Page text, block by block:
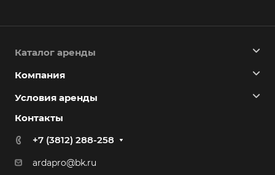
Каталог аренды
Компания
Условия аренды
Контакты
+7 (3812) 288-258
ardapro@bk.ru